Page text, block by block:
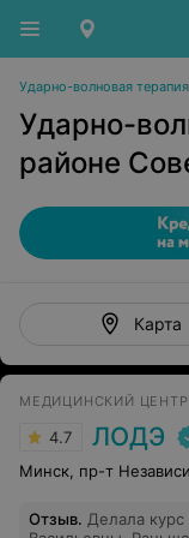
Ударно-волновая терапия
Ударно-
районе
Карта
МЕДИЦИНСКИЙ ЦЕНТР
4.7 ЛОДЭ
Минск, пр-т
Отзыв. Делала